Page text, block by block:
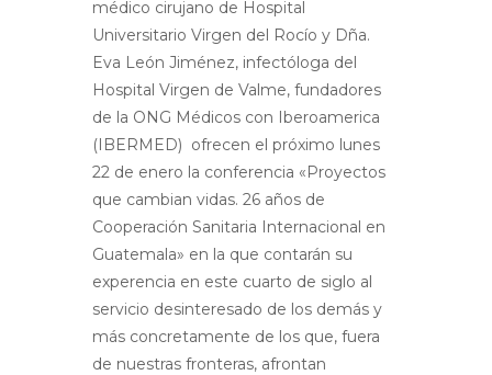
médico cirujano de Hospital
Universitario Virgen del Rocío y Dña.
Eva León Jiménez, infectóloga del
Hospital Virgen de Valme, fundadores
de la ONG Médicos con Iberoamerica
(IBERMED) ofrecen el próximo lunes
22 de enero la conferencia «Proyectos
que cambian vidas. 26 años de
Cooperación Sanitaria Internacional en
Guatemala» en la que contarán su
experencia en este cuarto de siglo al
servicio desinteresado de los demás y
más concretamente de los que, fuera
de nuestras fronteras, afrontan